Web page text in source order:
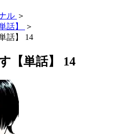
ル ＞
話】
＞
話】 14
【単話】 14